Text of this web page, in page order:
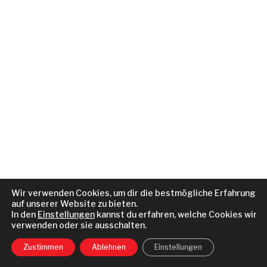
Wir verwenden Cookies, um dir die bestmögliche Erfahrung
auf unserer Website zu bieten.
In den Einstellungen kannst du erfahren, welche Cookies wir
verwenden oder sie ausschalten.
Zustimmen Ablehnen Einstellungen